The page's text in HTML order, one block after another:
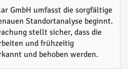
GmbH umfasst die sorgfältige
Standortanalyse beginnt.
stellt sicher, dass die
und frühzeitig
und behoben werden.